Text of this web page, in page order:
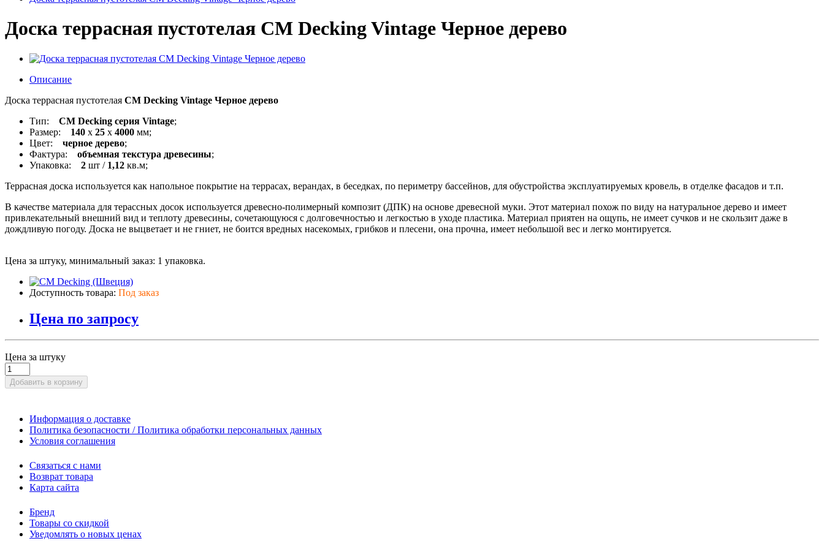
Доска террасная пустотелая CM Decking Vintage Черное дерево
Описание
Доска террасная пустотелая CM Decking Vintage Черное дерево
Тип: CM Decking серия Vintage;
Размер: 140 х 25 х 4000 мм;
Цвет: черное дерево;
Фактура: объемная текстура древесины;
Упаковка: 2 шт / 1,12 кв.м;
Террасная доска используется как напольное покрытие на террасах, верандах, в беседках, по периметру бассейнов, для обустройства эксплуатируемых кровель, в отделке фасадов и т.п.
В качестве материала для терассных досок используется древесно-полимерный композит (ДПК) на основе древесной муки. Этот материал похож по виду на натуральное дерево и имеет
привлекательный внешний вид и теплоту древесины, сочетающуюся с долговечностью и легкостью в уходе пластика. Материал приятен на ощупь, не имеет сучков и не скользит даже в
дождливую погоду. Доска не выцветает и не гниет, не боится вредных насекомых, грибков и плесени, она прочна, имеет небольшой вес и легко монтируется.
Цена за штуку, минимальный заказ: 1 упаковка.
Доступность товара: Под заказ
Цена по запросу
Цена за штуку
Добавить в корзину
Информация о доставке
Политика безопасности / Политика обработки персональных данных
Условия соглашения
Связаться с нами
Возврат товара
Карта сайта
Бренд
Товары со скидкой
Уведомлять о новых ценах